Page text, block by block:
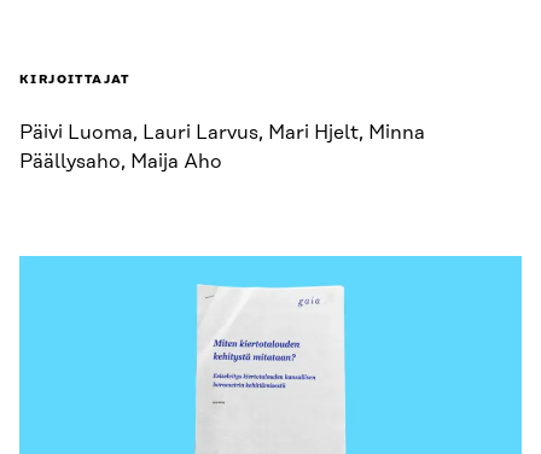
KIRJOITTAJAT
Päivi Luoma, Lauri Larvus, Mari Hjelt, Minna
Päällysaho, Maija Aho